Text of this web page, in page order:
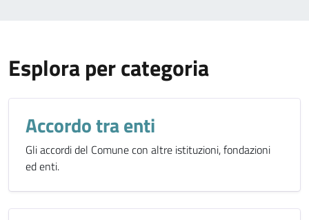
Esplora per categoria
Accordo tra enti
Gli accordi del Comune con altre istituzioni, fondazioni
ed enti.